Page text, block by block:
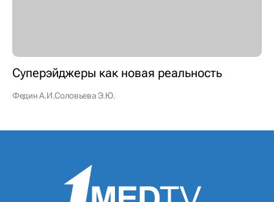
Суперэйджеры как новая реальность
Федин А.И.Соловьева Э.Ю.